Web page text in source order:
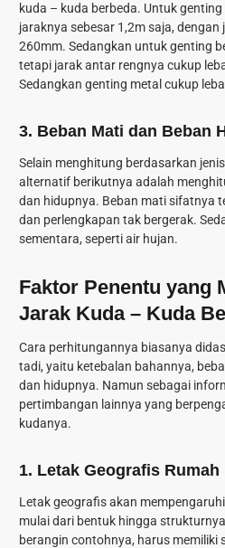
kuda – kuda berbeda. Untuk
jaraknya sebesar 1,2m saja,
260mm. Sedangkan untuk genting
tetapi jarak antar rengnya cukup
Sedangkan genting metal cukup
3. Beban Mati dan Beban
Selain menghitung berdasarkan
alternatif berikutnya adalah
dan hidupnya. Beban mati sifatnya
dan perlengkapan tak bergerak.
sementara, seperti air hujan.
Faktor Penentu yang
Jarak Kuda – Kuda
Cara perhitungannya biasanya
tadi, yaitu ketebalan bahannya,
dan hidupnya. Namun sebagai
pertimbangan lainnya yang
kudanya.
1. Letak Geografis Rumah
Letak geografis akan
mulai dari bentuk hingga
berangin contohnya, harus memiliki